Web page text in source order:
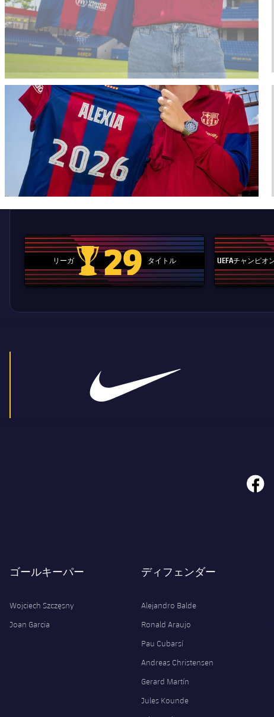
FC Barcelona club badge
リーガ
La Liga trophy
29 タイトル UEFAチャンピオ
facebook
ゴールキーパー
Wojciech Szczęsny
Joan Garcia
ディフェンダー
Alejandro Balde
Ronald Araujo
Pau Cubarsí
Andreas Christensen
Gerard Martín
Jules Kounde